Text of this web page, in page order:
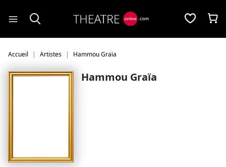
Accueil Artistes Hammou Graïa
Hammou Graïa